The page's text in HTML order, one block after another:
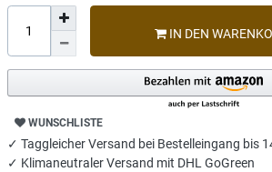
IN DEN
WUNSCHLISTE
✓ Taggleicher Versand bei Bestelleingang bis
✓ Klimaneutraler Versand mit DHL GoGreen